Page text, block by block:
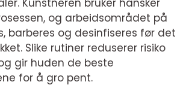
Kunstneren bruker hansker
og arbeidsområdet på
barberes og desinfiseres før det
Slike rutiner reduserer risiko
gir huden de beste
for å gro pent.